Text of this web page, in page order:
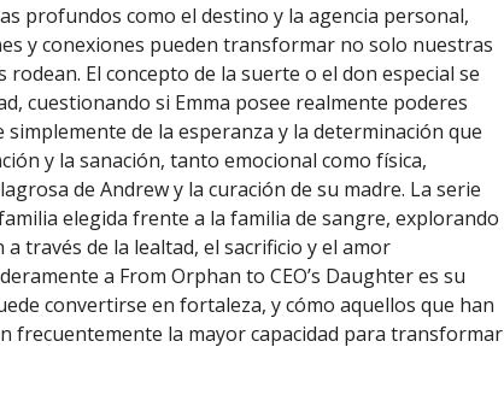
profundos como el destino y la agencia personal,
y conexiones pueden transformar no solo nuestras
El concepto de la suerte o el don especial se
cuestionando si Emma posee realmente poderes
de la esperanza y la determinación que
y la sanación, tanto emocional como física,
de Andrew y la curación de su madre. La serie
elegida frente a la familia de sangre, explorando
través de la lealtad, el sacrificio y el amor
a From Orphan to CEO’s Daughter es su
convertirse en fortaleza, y cómo aquellos que han
frecuentemente la mayor capacidad para transformar